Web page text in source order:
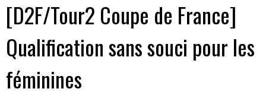
[D2F/Tour2 Coupe de France]
Qualification sans souci pour les
féminines